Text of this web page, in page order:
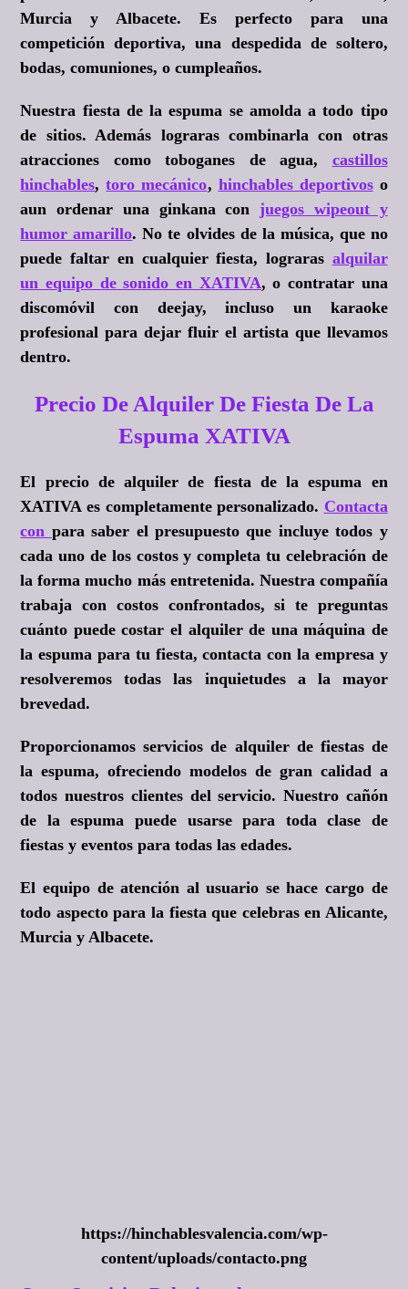
Murcia y Albacete. Es perfecto para una
competición deportiva, una despedida de soltero,
bodas, comuniones, o cumpleaños.
Nuestra fiesta de la espuma se amolda a todo tipo
de sitios. Además lograras combinarla con otras
atracciones como toboganes de agua, castillos
hinchables,toro mecánico, hinchables deportivoso
aun ordenar una ginkana con juegos wipeout y
humor amarillo. No te olvides de la música, que no
puede faltar en cualquier fiesta, lograras alquilar
un equipo de sonido en XATIVA, o contratar una
discomóvil con deejay, incluso un karaoke
profesional para dejar fluir el artista que llevamos
dentro.
Precio De Alquiler De Fiesta De La
Espuma XATIVA
El precio de alquiler de fiesta de la espuma en
XATIVA es completamente personalizado. Contacta
con para saber el presupuesto que incluye todos y
cada uno de los costos y completa tu celebración de
la forma mucho más entretenida. Nuestra compañía
trabaja con costos confrontados, si te preguntas
cuánto puede costar el alquiler de una máquina de
la espuma para tu fiesta, contacta con la empresa y
resolveremos todas las inquietudes a la mayor
brevedad.
Proporcionamos servicios de alquiler de fiestas de
la espuma, ofreciendo modelos de gran calidad a
todos nuestros clientes del servicio. Nuestro cañón
de la espuma puede usarse para toda clase de
fiestas y eventos para todas las edades.
El equipo de atención al usuario se hace cargo de
todo aspecto para la fiesta que celebras en Alicante,
Murcia y Albacete.
https://hinchablesvalencia.com/wp-
content/uploads/contacto.png